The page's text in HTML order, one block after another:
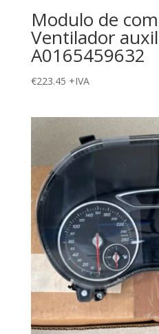
Modulo de
Ventilador
A0165459632
€223.45 +IVA